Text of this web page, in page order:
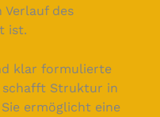
Verlauf des
ist.
klar formulierte
schafft Struktur in
ermöglicht eine